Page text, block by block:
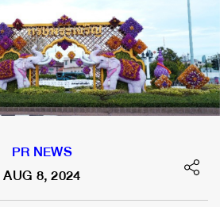
PR NEWS
AUG 8, 2024